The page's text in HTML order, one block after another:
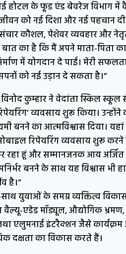
होटल के फूड एंड बेवरेज विभाग में
को नई दिशा और नई पहचान
संचार कौशल, पेशेवर व्यवहार और
का है कि मैं अपने माता-पिता
में योगदान दे पाई। मेरी
को नई उड़ान दे सकता है।”
कुम्हार ने वेदांता स्किल स्कूल
व्यवसाय शुरू किया।
बनने का आत्मविश्वास दिया।
रिपेयरिंग व्यवसाय शुरू
हूं और सम्मानजनक आय अर्जित
बनने के साथ यह विश्वास
है।”
युवाओं के समग्र व्यक्तित्व
एडेड मॉड्यूल, औद्योगिक भ्रमण,
एलुमनाई इंटरैक्शन जैसे
दक्षता का विकास करते हैं।